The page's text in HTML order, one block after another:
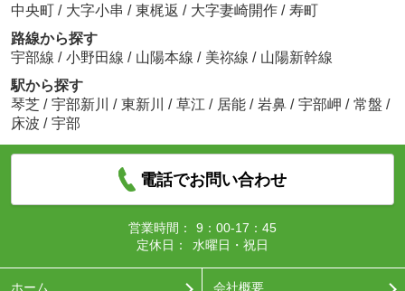
中央町 / 大字小串 / 東梶返 / 大字妻崎開作 / 寿町
路線から探す
宇部線 / 小野田線 / 山陽本線 / 美祢線 / 山陽新幹線
駅から探す
琴芝 / 宇部新川 / 東新川 / 草江 / 居能 / 岩鼻 / 宇部岬 / 常盤 /
床波 / 宇部
電話でお問い合わせ
営業時間：
9：00-17：45
定休日：
水曜日・祝日
ホーム 会社概要